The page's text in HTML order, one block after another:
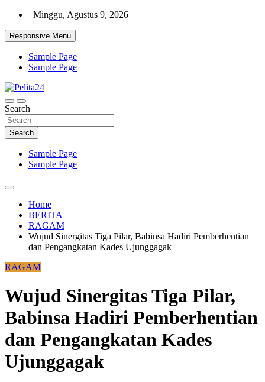
Skip
content
Minggu, Agustus 9, 2026
Responsive Menu
Sample Page
Sample Page
Pelita24
Aktual, Mendalam dan Terpercaya
Search
Search
Sample Page
Sample Page
Home
BERITA
RAGAM
Wujud Sinergitas Tiga Pilar, Babinsa Hadiri Pemberhentian
dan Pengangkatan Kades Ujunggagak
RAGAM
Wujud Sinergitas Tiga Pilar,
Babinsa Hadiri Pemberhentian
dan Pengangkatan Kades
Ujunggagak